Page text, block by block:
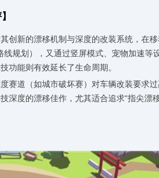
其创新的漂移机制与深度的改装系统，
线规划），又通过竖屏模式、宠物加速
功能则有效延长了生命周期。
赛道（如城市破坏赛）对车辆改装要求
深度的漂移佳作，尤其适合追求“指尖漂